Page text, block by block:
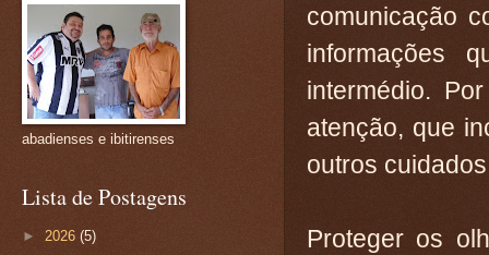
comunicação
informações
intermédio.
atenção, que
outros
Proteger os
abadienses e ibitirenses
Lista de Postagens
► 2026 (5)